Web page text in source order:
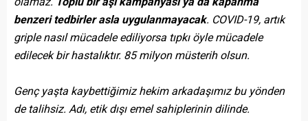
benzeri tedbirler asla uygulanmayacak. COVID-19, artık
griple nasıl mücadele ediliyorsa tıpkı öyle mücadele
edilecek bir hastalıktır. 85 milyon müsterih olsun.
Genç yaşta kaybettiğimiz hekim arkadaşımız bu yönden
de talihsiz. Adı, etik dışı emel sahiplerinin dilinde.